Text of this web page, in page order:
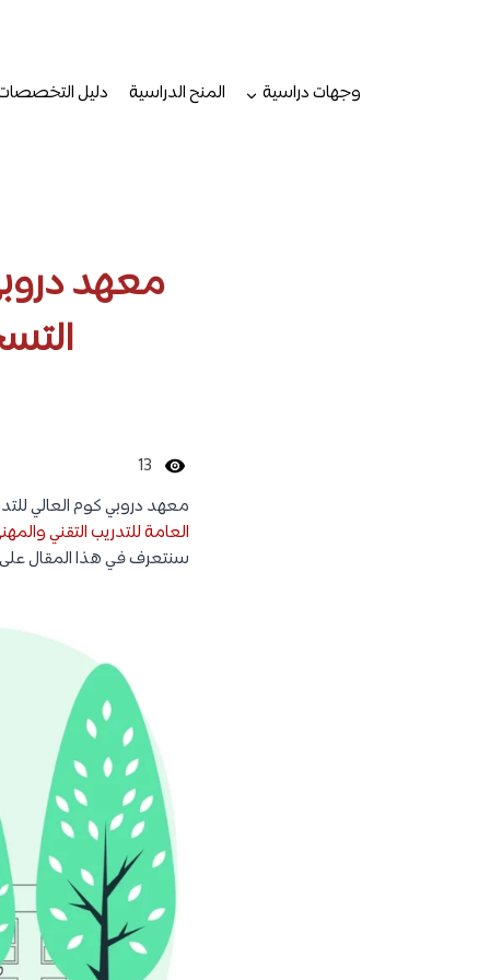
وجهات دراسية
المنح الدراسية دليل
معهد
13
معهد دروبي كوم العالي
العامة للتدريب التقني
سنتعرف في هذا المقال